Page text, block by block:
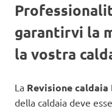
garantirvi la
la vostra
La Revisione caldaia
della caldaia deve